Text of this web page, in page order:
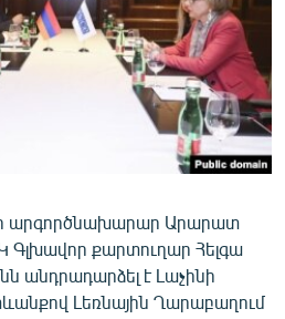
արգործնախարար Արարատ
Գլխավոր քարտուղար Հելգա
անդրադարձել է Լաչինի
Լեռնային Ղարաբաղում